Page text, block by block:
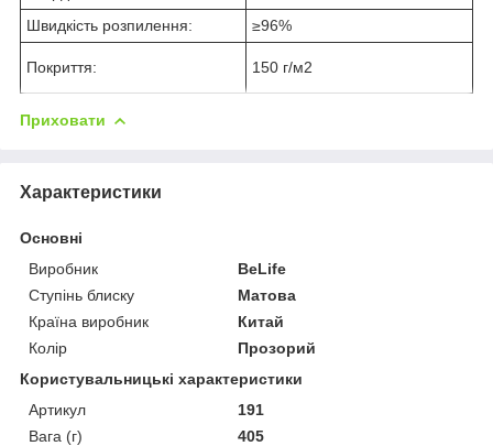
Швидкість розпилення:
≥96%
Покриття: 150 г/м2
Приховати
Характеристики
Основні
Виробник
BeLife
Ступінь блиску
Матова
Країна виробник
Китай
Колір
Прозорий
Користувальницькі характеристики
Артикул
191
Вага (г)
405